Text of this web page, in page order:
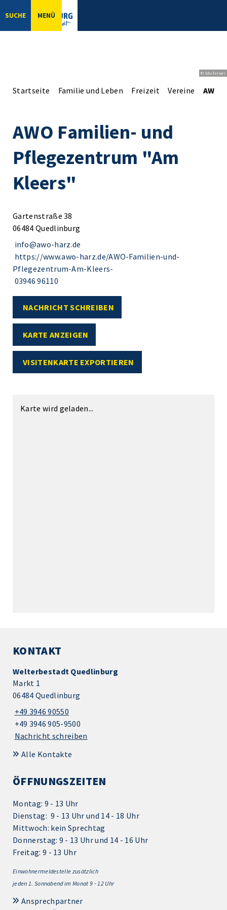
SUCHE MENÜ
© bbsferrari
Startseite Familie und Leben Freizeit Vereine AWO
AWO Familien- und
Pflegezentrum "Am
Kleers"
Gartenstraße 38
06484 Quedlinburg
info@awo-harz.de
https://www.awo-harz.de/AWO-Familien-und-
Pflegezentrum-Am-Kleers-
03946 96110
NACHRICHT SCHREIBEN
KARTE ANZEIGEN
VISITENKARTE EXPORTIEREN
Karte wird geladen...
KONTAKT
Welterbestadt Quedlinburg
Markt 1
06484 Quedlinburg
+49 3946 90550
+49 3946 905-9500
Nachricht schreiben
Alle Kontakte
ÖFFNUNGSZEITEN
Montag: 9 - 13 Uhr
Dienstag: 9 - 13 Uhr und 14 - 18 Uhr
Mittwoch: kein Sprechtag
Donnerstag: 9 - 13 Uhr und 14 - 16 Uhr
Freitag: 9 - 13 Uhr
Einwohnermeldestelle zusätzlich
jeden 1. Sonnabend im Monat 9 - 12 Uhr
Ansprechpartner